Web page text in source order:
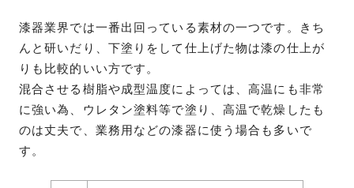
漆器業界では一番出回っている素材の一つです。きち
んと研いだり、下塗りをして仕上げた物は漆の仕上が
りも比較的いい方です。
混合させる樹脂や成型温度によっては、高温にも非常
に強い為、ウレタン塗料等で塗り、高温で乾燥したも
のは丈夫で、業務用などの漆器に使う場合も多いで
す。